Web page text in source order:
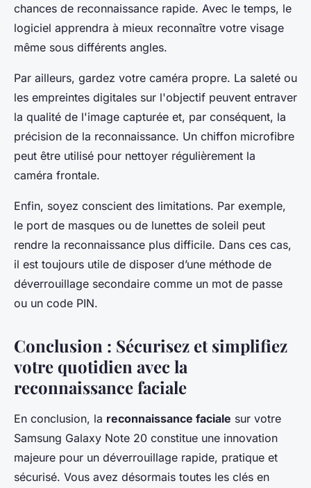
chances de reconnaissance rapide. Avec le temps, le
logiciel apprendra à mieux reconnaître votre visage
même sous différents angles.
Par ailleurs, gardez votre caméra propre. La saleté ou
les empreintes digitales sur l'objectif peuvent entraver
la qualité de l'image capturée et, par conséquent, la
précision de la reconnaissance. Un chiffon microfibre
peut être utilisé pour nettoyer régulièrement la
caméra frontale.
Enfin, soyez conscient des limitations. Par exemple,
le port de masques ou de lunettes de soleil peut
rendre la reconnaissance plus difficile. Dans ces cas,
il est toujours utile de disposer d’une méthode de
déverrouillage secondaire comme un mot de passe
ou un code PIN.
Conclusion : Sécurisez et simplifiez
votre quotidien avec la
reconnaissance faciale
En conclusion, la reconnaissance faciale sur votre
Samsung Galaxy Note 20 constitue une innovation
majeure pour un déverrouillage rapide, pratique et
sécurisé. Vous avez désormais toutes les clés en